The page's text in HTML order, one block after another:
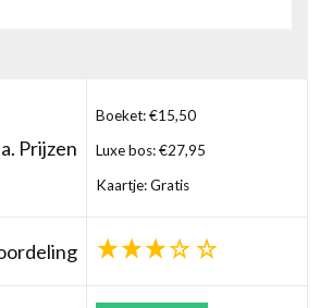
Prijzen
Boeket: €15,50
Luxe bos: €27,95
Kaartje: Gratis